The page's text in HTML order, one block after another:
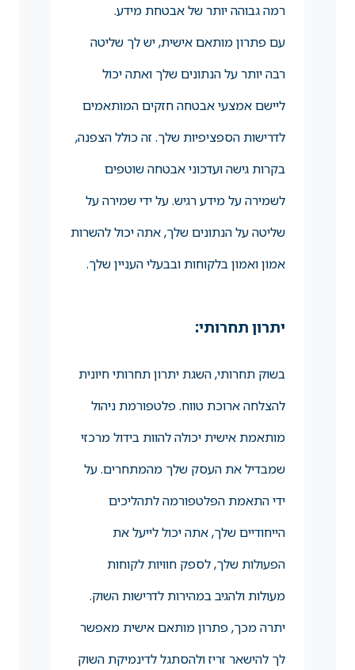
רמה גבוהה יותר של אבטחת מידע.
עם פתרון מותאם אישית, יש לך שליטה
רבה יותר על הנתונים שלך ואתה יכול
ליישם אמצעי אבטחה חזקים המותאמים
לדרישות הספציפיות שלך. זה כולל הצפנה,
בקרות גישה ועדכוני אבטחה שוטפים
לשמירה על מידע רגיש. על ידי שמירה על
שליטה על הנתונים שלך, אתה יכול להשרות
אמון ואמון בלקוחות ובבעלי העניין שלך.
יתרון תחרותי:
בשוק תחרותי, השגת יתרון תחרותי חיונית
להצלחה ארוכת טווח. פלטפורמת ניהול
מותאמת אישית יכולה להוות בידול מרכזי
שמבדיל את העסק שלך מהמתחרים. על
ידי התאמת הפלטפורמה לתהליכים
הייחודיים שלך, אתה יכול לייעל את
הפעולות שלך, לספק חוויות לקוחות
מעולות ולהגיב במהירות לדרישות השוק.
יתרה מכך, פתרון מותאם אישית מאפשר
לך להישאר זריז ולהסתגל לדינמיקת השוק